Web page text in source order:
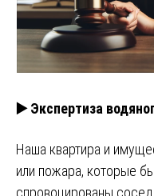
▶️ Экспертиза
Наша квартира и
или пожара, которые
спровоцированы